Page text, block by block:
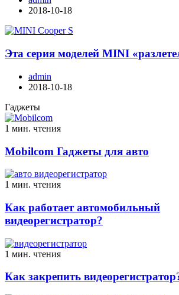
2018-10-18
Эта серия моделей MINI
admin
2018-10-18
Гаджеты
1 мин. чтения
Mobilcom Гаджеты для авто
1 мин. чтения
Как работает автомобильный
видеорегистратор?
1 мин. чтения
Как закрепить